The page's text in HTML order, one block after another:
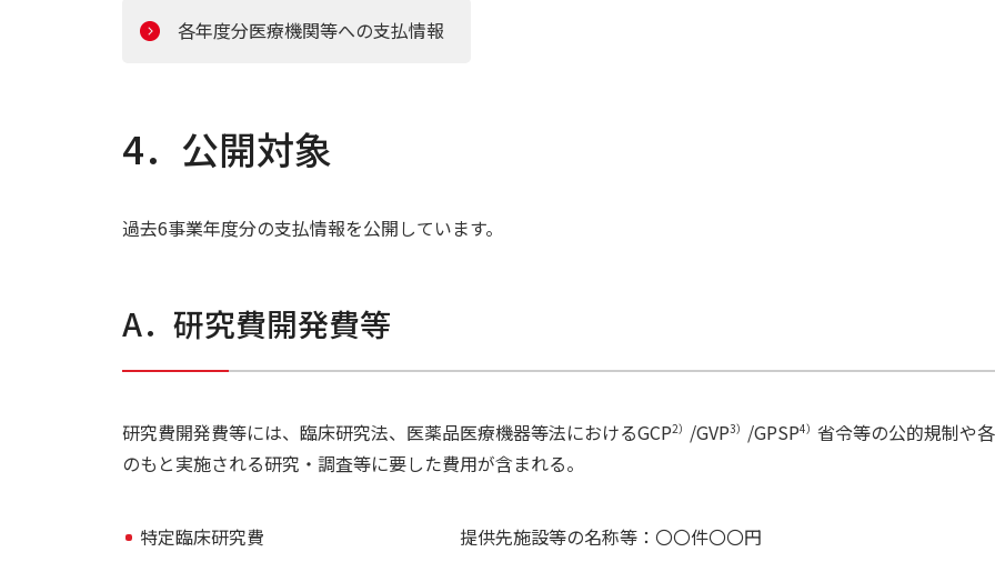
各年度分医療機関等への支払情報
4．公開対象
過去6事業年度分の支払情報を公開しています。
A．研究費開発費等
研究費開発費等には、臨床研究法、医薬品医療機器等法におけるGCP2） /GVP3） /GPSP4） 省令等の公的規制や
のもと実施される研究・調査等に要した費用が含まれる。
特定臨床研究費
提供先施設等の名称等：〇〇件〇〇円